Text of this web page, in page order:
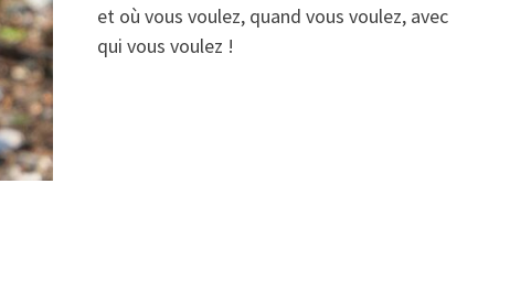
et où vous voulez, quand vous voulez, avec
qui vous voulez !